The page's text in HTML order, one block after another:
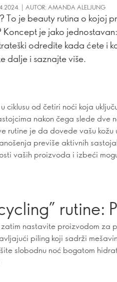
| AUTOR: AMANDA ALELJUNG
To je beauty rutina o kojoj
Koncept je jako
odredite kada ćete i
dalje i saznajte više.
ciklusu od četiri noći koja
nakon čega slede dve
rutine je da dovede vašu kožu
previše aktivnih
vaših proizvoda i izbeći
rutine:
nastavite proizvodom za
piling koji sadrži
slobodnu noć bogatom